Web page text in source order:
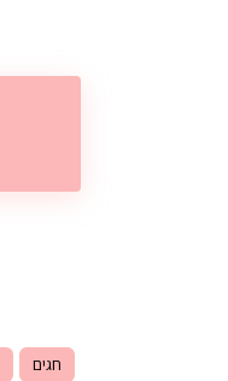
חגים